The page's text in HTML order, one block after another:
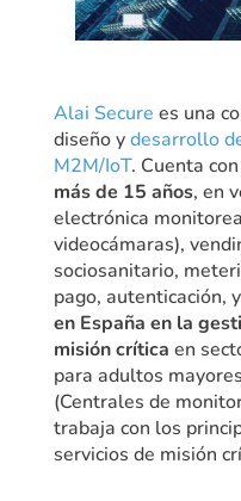
Alai Secure es una
diseño ydesarrollo
M2M/IoT. Cuenta con
más de 15 años, en
electrónica
videocámaras),
sociosanitario,
pago, autenticación,
en España en la
misión crítica en
para adultos
(Centrales de
trabaja con los
servicios de misión